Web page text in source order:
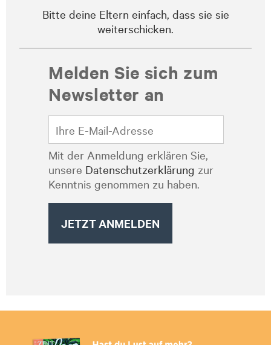
Bitte deine Eltern einfach, dass sie sie
weiterschicken.
Melden Sie sich zum
Newsletter an
Mit der Anmeldung erklären Sie,
unsere Datenschutzerklärung zur
Kenntnis genommen zu haben.